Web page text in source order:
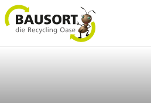
Cookie-Einstellungen